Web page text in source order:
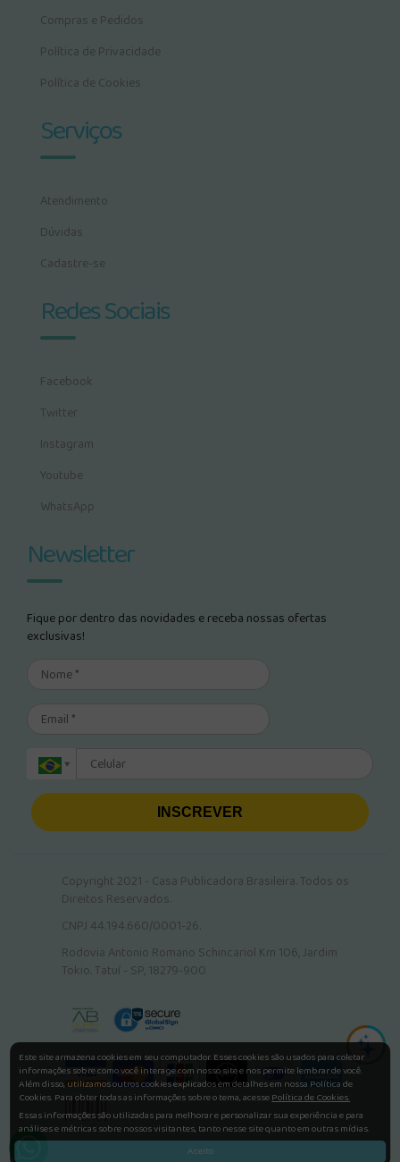
Compras e Pedidos
Política de Privacidade
Política de Cookies
Serviços
Atendimento
Dúvidas
Cadastre-se
Redes Sociais
Facebook
Twitter
Instagram
Youtube
WhatsApp
Newsletter
Fique por dentro das novidades e receba nossas ofertas
exclusivas!
INSCREVER
Copyright 2021 - Casa Publicadora Brasileira. Todos os
Direitos Reservados.
CNPJ 44.194.660/0001-26.
Rodovia Antonio Romano Schincariol Km 106, Jardim
Tokio. Tatuí - SP, 18279-900
Este site armazena cookies em seu computador. Esses cookies são usados para coletar
informações sobre como você interage com nosso site e nos permite lembrar de você.
Além disso, utilizamos outros cookies explicados em detalhes em nossa Política de
Cookies. Para obter todas as informações sobre o tema, acessePolítica de Cookies.
Essas informações são utilizadas para melhorar e personalizar sua experiência e para
análises e métricas sobre nossos visitantes, tanto nesse site quanto em outras mídias.
Aceito